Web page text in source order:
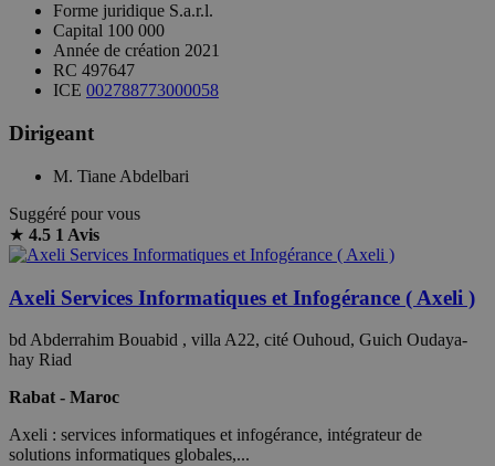
Forme juridique S.a.r.l.
Capital 100 000
Année de création 2021
RC 497647
ICE 002788773000058
Dirigeant
M. Tiane Abdelbari
Suggéré pour vous
★ 4.5 1 Avis
Axeli Services Informatiques et Infogérance ( Axeli )
bd Abderrahim Bouabid , villa A22, cité Ouhoud, Guich Oudaya-
hay Riad
Rabat - Maroc
Axeli : services informatiques et infogérance, intégrateur de
solutions informatiques globales,...